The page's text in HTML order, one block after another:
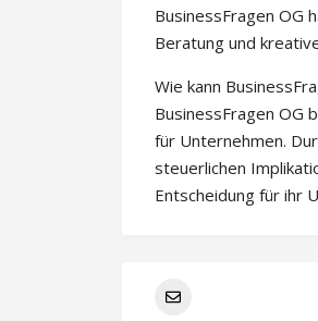
BusinessFragen OG
Beratung und
Wie kann
BusinessFragen OG
für Unternehmen.
steuerlichen
Entscheidung für ihr